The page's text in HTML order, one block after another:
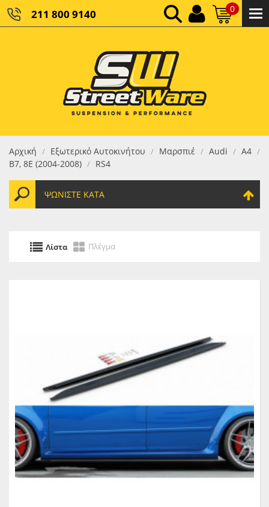
211 800 9140 0
ΚΑΘΑΡΌ ΣΎΝΟΛΟ:
ΤΕΛΙΚΌ ΣΎΝΟΛΟ:0,00 €
Αρχική / Εξωτερικό Αυτοκινήτου / Μαρσπιέ / Audi / A4 /
B7, 8E (2004-2008) / RS4
ΨΩΝΊΣΤΕ ΚΑΤΆ
Λίστα Πλέγμα